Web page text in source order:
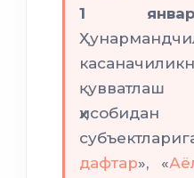
сўмгача
1
ҳисобидан
дафтар», «